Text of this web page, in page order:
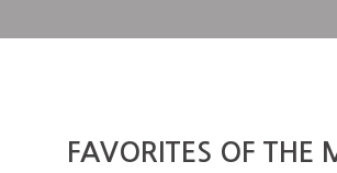
FAVORITES OF THE